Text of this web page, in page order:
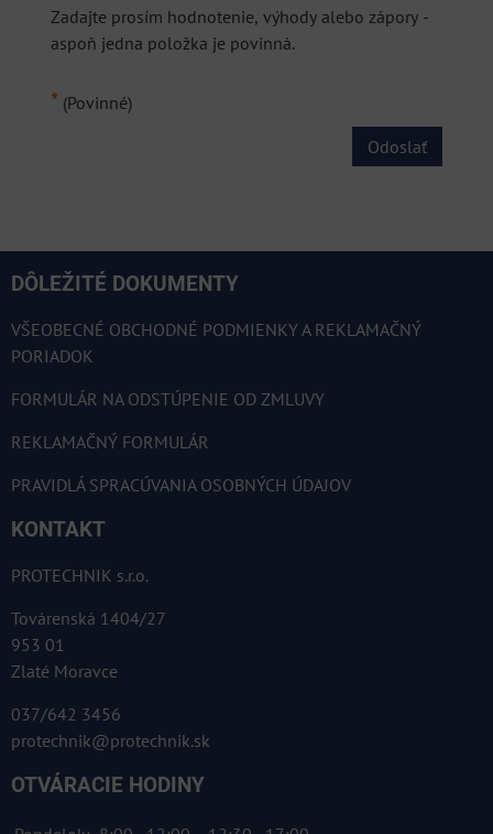
Zadajte prosím hodnotenie, výhody alebo zápory -
aspoň jedna položka je povinná.
* (Povinné)
Odoslať
DÔLEŽITÉ DOKUMENTY
VŠEOBECNÉ OBCHODNÉ PODMIENKY A REKLAMAČNÝ
PORIADOK
FORMULÁR NA ODSTÚPENIE OD ZMLUVY
REKLAMAČNÝ FORMULÁR
PRAVIDLÁ SPRACÚVANIA OSOBNÝCH ÚDAJOV
KONTAKT
PROTECHNIK s.r.o.
Továrenská 1404/27
953 01
Zlaté Moravce
037/642 3456
protechnik@protechnik.sk
OTVÁRACIE HODINY